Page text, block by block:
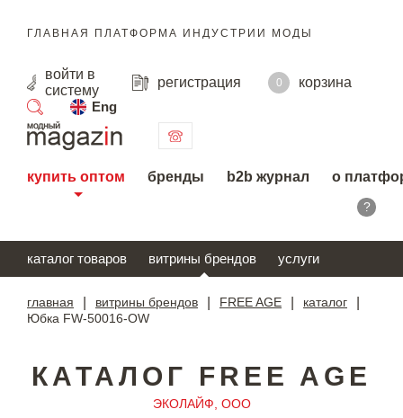
ГЛАВНАЯ ПЛАТФОРМА ИНДУСТРИИ МОДЫ
войти в
систему
регистрация 0
корзина
Eng
поиск
купить оптом бренды b2b журнал о
?
каталог товаров витрины брендов услуги
главная витрины брендов FREE AGE каталог
Юбка FW-50016-OW
КАТАЛОГ FREE AGE
ЭКОЛАЙФ, ООО